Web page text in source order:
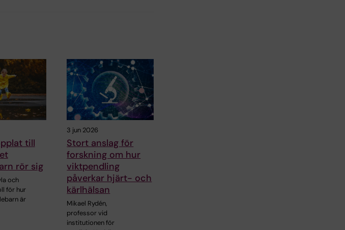
till
rör sig
och
för hur
är
3 jun 2026
Stort anslag för
forskning om hur
viktpendling
påverkar hjärt- och
kärlhälsan
Mikael Rydén,
professor vid
institutionen för